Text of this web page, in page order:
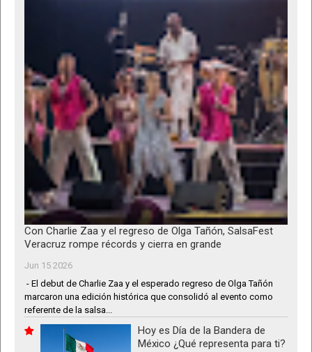
Con Charlie Zaa y el regreso de Olga Tañón, SalsaFest
Veracruz rompe récords y cierra en grande
Jun 15 2026
- El debut de Charlie Zaa y el esperado regreso de Olga Tañón
marcaron una edición histórica que consolidó al evento como
referente de la salsa...
Hoy es Día de la Bandera de
México ¿Qué representa para ti?